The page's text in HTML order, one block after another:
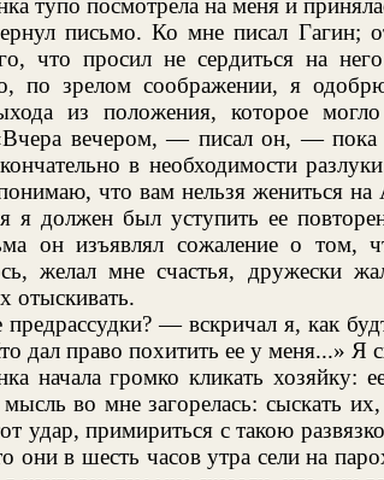
тупо посмотрела на меня и
письмо. Ко мне писал
что просил не сердиться на
по зрелом соображении, я
из положения, которое
вечером, — писал он, —
в необходимости
что вам нельзя жениться на
я должен был уступить ее
он изъявлял сожаление о том,
желал мне счастья, дружески
отыскивать.
предрассудки? — вскричал я, как
дал право похитить ее у меня...» Я
начала громко кликать хозяйку:
во мне загорелась: сыскать
удар, примириться с такою
они в шесть часов утра сели на